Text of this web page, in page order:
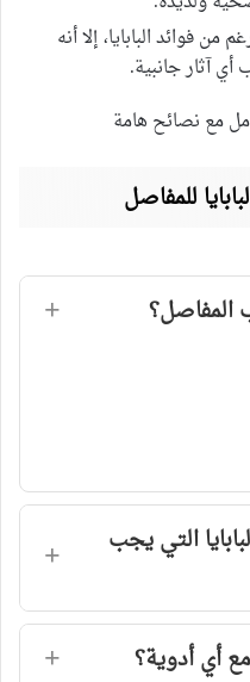
من فوائد البابايا، إلا أنه
آثار جانبية.
مع نصائح هامة
للمفاصل
المفاصل؟
التي يجب
أي أدوية؟